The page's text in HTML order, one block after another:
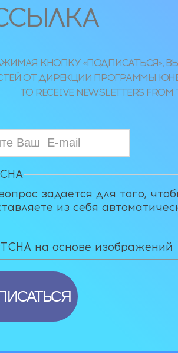
КНОПКУ «ПОДПИСАТЬСЯ»,
ОТ ДИРЕКЦИИ ПРОГРАММЫ ЮНЕСКО/
TO RECEIVE NEWSLETTERS
задается для того,
из себя